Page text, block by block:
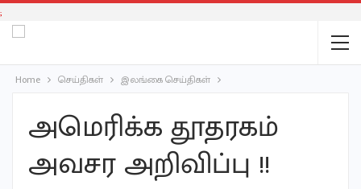
;
Home செய்திகள் இலங்கை செய்திகள்
அமெரிக்க தூதரகம்
அவசர அறிவிப்பு !!